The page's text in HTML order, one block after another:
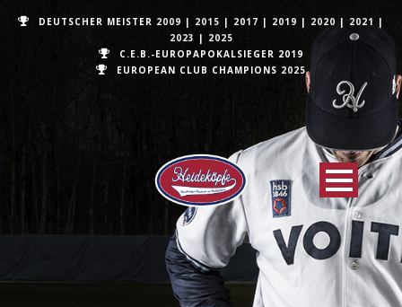
DEUTSCHER MEISTER 2009 | 2015 | 2017 | 2019 | 2020 | 2021 |
2023 | 2025
C.E.B.-EUROPAPOKALSIEGER 2019
EUROPEAN CLUB CHAMPIONS 2025